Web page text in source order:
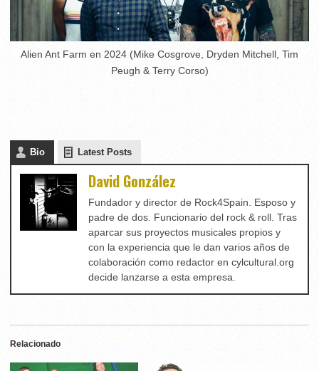
Alien Ant Farm en 2024 (Mike Cosgrove, Dryden Mitchell, Tim
Peugh & Terry Corso)
Bio Latest Posts
David González
Fundador y director de Rock4Spain. Esposo y
padre de dos. Funcionario del rock & roll. Tras
aparcar sus proyectos musicales propios y
con la experiencia que le dan varios años de
colaboración como redactor en cylcultural.org
decide lanzarse a esta empresa.
Relacionado